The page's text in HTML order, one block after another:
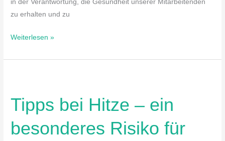
in der Verantwortung, die Gesundheit unserer Mitarbeitenden
zu erhalten und zu
Weiterlesen »
Tipps bei Hitze – ein
besonderes Risiko für
Hitze
ein